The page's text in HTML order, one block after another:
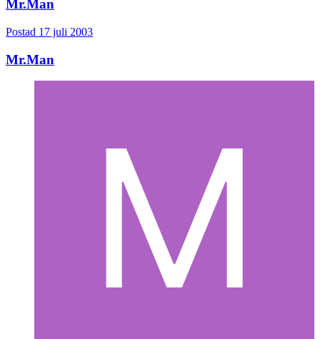
Mr.Man
Postad 17 juli 2003
Mr.Man